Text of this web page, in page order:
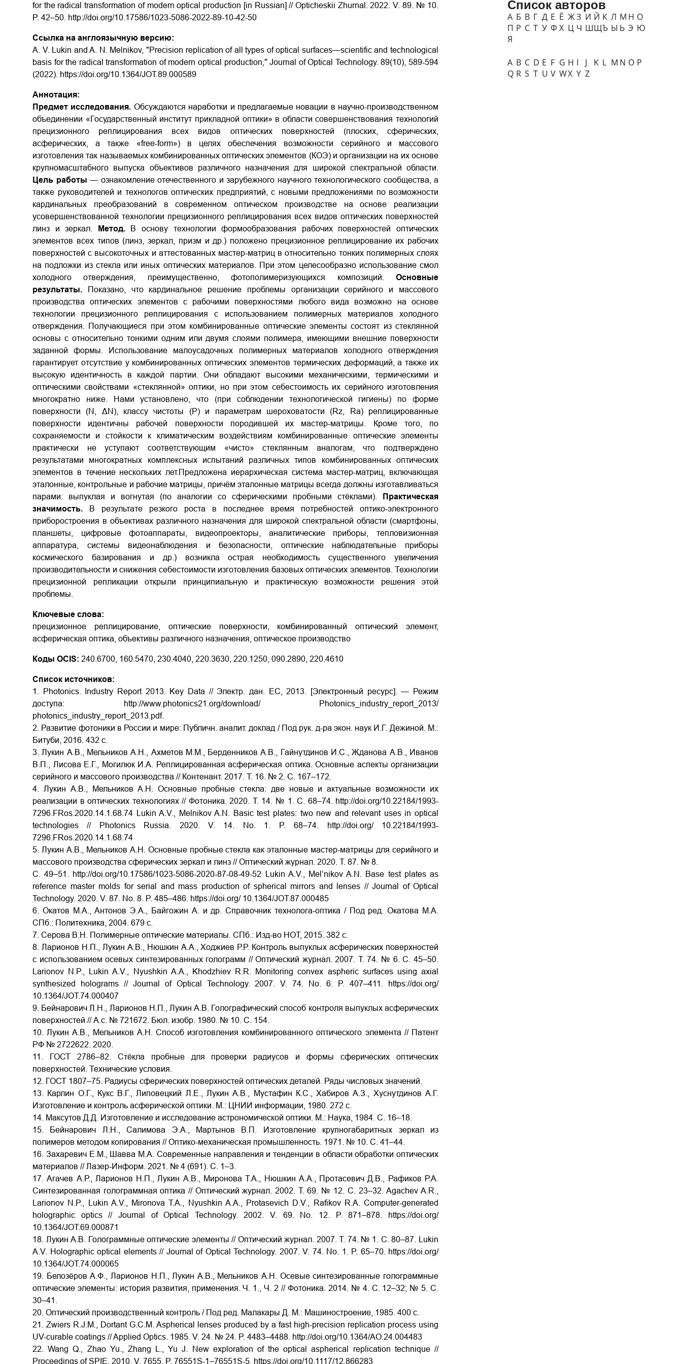
for the radical transformation of modern optical production [in Russian] // Opticheskii Zhurnal. 2022. V. 89. № 10.
P. 42–50. http://doi.org/10.17586/1023-5086-2022-89-10-42-50
Ссылка на англоязычную версию:
A. V. Lukin and A. N. Melnikov, "Precision replication of all types of optical surfaces—scientific and technological
basis for the radical transformation of modern optical production," Journal of Optical Technology. 89(10), 589-594
(2022). https://doi.org/10.1364/JOT.89.000589
Аннотация:
Предмет исследования. Обсуждаются наработки и предлагаемые новации в научно-производственном
объединении «Государственный институт прикладной оптики» в области совершенствования технологий
прецизионного реплицирования всех видов оптических поверхностей (плоских, сферических,
асферических, а также «free-form») в целях обеспечения возможности серийного и массового
изготовления так называемых комбинированных оптических элементов (КОЭ) и организации на их основе
крупномасштабного выпуска объективов различного назначения для широкой спектральной области.
Цель работы — ознакомление отечественного и зарубежного научного технологического сообщества, а
также руководителей и технологов оптических предприятий, с новыми предложениями по возможности
кардинальных преобразований в современном оптическом производстве на основе реализации
усовершенствованной технологии прецизионного реплицирования всех видов оптических поверхностей
линз и зеркал.
Метод.В основу технологии формообразования рабочих поверхностей оптических
элементов всех типов (линз, зеркал, призм и др.) положено прецизионное реплицирование их рабочих
поверхностей с высокоточных и аттестованных мастер-матриц в относительно тонких полимерных слоях
на подложки из стекла или иных оптических материалов. При этом целесообразно использование смол
холодного отверждения, преимущественно, фотополимеризующихся композиций. Основные
результаты. Показано, что кардинальное решение проблемы организации серийного и массового
производства оптических элементов с рабочими поверхностями любого вида возможно на основе
технологии прецизионного реплицирования с использованием полимерных материалов холодного
отверждения. Получающиеся при этом комбинированные оптические элементы состоят из стеклянной
основы с относительно тонкими одним или двумя слоями полимера, имеющими внешние поверхности
заданной формы. Использование малоусадочных полимерных материалов холодного отверждения
гарантирует отсутствие у комбинированных оптических элементов термических деформаций, а также их
высокую идентичность в каждой партии. Они обладают высокими механическими, термическими и
оптическими свойствами «стеклянной» оптики, но при этом себестоимость их серийного изготовления
многократно ниже. Нами установлено, что (при соблюдении технологической гигиены) по форме
поверхности (N, ΔN), классу чистоты (Р) и параметрам шероховатости (Rz, Ra) реплицированные
поверхности идентичны рабочей поверхности породившей их мастер-матрицы. Кроме того, по
сохраняемости и стойкости к климатическим воздействиям комбинированные оптические элементы
практически не уступают соответствующим «чисто» стеклянным аналогам, что подтверждено
результатами многократных комплексных испытаний различных типов комбинированных оптических
элементов в течение нескольких лет.Предложена иерархическая система мастер-матриц, включающая
эталонные, контрольные и рабочие матрицы, причём эталонные матрицы всегда должны изготавливаться
парами: выпуклая и вогнутая (по аналогии со сферическими пробными стёклами).
Практическая
значимость. В результате резкого роста в последнее время потребностей оптико-электронного
приборостроения в объективах различного назначения для широкой спектральной области (смартфоны,
планшеты, цифровые фотоаппараты, видеопроекторы, аналитические приборы, тепловизионная
аппаратура, системы видеонаблюдения и безопасности, оптические наблюдательные приборы
космического базирования и др.) возникла острая необходимость существенного увеличения
производительности и снижения себестоимости изготовления базовых оптических элементов. Технологии
прецизионной репликации открыли принципиальную и практическую возможности решения этой
проблемы.
Ключевые слова:
прецизионное реплицирование, оптические поверхности, комбинированный оптический элемент,
асферическая оптика, объективы различного назначения, оптическое производство
Коды OCIS: 240.6700, 160.5470, 230.4040, 220.3630, 220.1250, 090.2890, 220.4610
Список источников:
1. Photonics. Industry Report 2013. Key Data // Электр. дан. EC, 2013. [Электронный ресурс]. — Режим
доступа: http://www.photonics21.org/download/ Photonics_industry_report_2013/
photonics_industry_report_2013.pdf.
2. Развитие фотоники в России и мире: Публичн. аналит. доклад / Под рук. д-ра экон. наук И.Г. Дежиной. М.:
Битуби, 2016. 432 с.
3. Лукин А.В., Мельников А.Н., Ахметов М.М., Берденников А.В., Гайнутдинов И.С., Жданова А.В., Иванов
В.П., Лисова Е.Г., Могилюк И.А. Реплицированная асферическая оптика. Основные аспекты организации
серийного и массового производства // Контенант. 2017. Т. 16. № 2. С. 167–172.
4. Лукин А.В., Мельников А.Н. Основные пробные стекла: две новые и актуальные возможности их
реализации в оптических технологиях // Фотоника. 2020. Т. 14. № 1. С. 68–74. http://doi.org/10.22184/1993-
7296.FRos.2020.14.1.68.74 Lukin A.V., Melnikov A.N. Basic test plates: two new and relevant uses in optical
technologies // Photonics Russia. 2020. V. 14. No. 1. P. 68–74. http://doi.org/ 10.22184/1993-
7296.FRos.2020.14.1.68.74
5. Лукин А.В., Мельников А.Н. Основные пробные стекла как эталонные мастер-матрицы для серийного и
массового производства сферических зеркал и линз // Оптический журнал. 2020. Т. 87. № 8.
С. 49–51. http://doi.org/10.17586/1023-5086-2020-87-08-49-52 Lukin A.V., Mel’nikov A.N. Base test plates as
reference master molds for serial and mass production of spherical mirrors and lenses // Journal of Optical
Technology. 2020. V. 87. No. 8. P. 485–486. https://doi.org/ 10.1364/JOT.87.000485
6. Окатов М.А., Антонов Э.А., Байгожин А. и др. Справочник технолога-оптика / Под ред. Окатова М.А.
СПб.: Политехника, 2004. 679 с.
7. Серова В.Н. Полимерные оптические материалы. СПб.: Изд-во НОТ, 2015. 382 с.
8. Ларионов Н.П., Лукин А.В., Нюшкин А.А., Ходжиев Р.Р. Контроль выпуклых асферических поверхностей
с использованием осевых синтезированных голограмм // Оптический журнал. 2007. Т. 74. № 6. С. 45–50.
Larionov N.P., Lukin A.V., Nyushkin A.A., Khodzhiev R.R. Monitoring convex aspheric surfaces using axial
synthesized holograms // Journal of Optical Technology. 2007. V. 74. No. 6. P. 407–411. https://doi.org/
10.1364/JOT.74.000407
9. Бейнарович Л.Н., Ларионов Н.П., Лукин А.В. Голографический способ контроля выпуклых асферических
поверхностей // А.с. № 721672. Бюл. изобр. 1980. № 10. С. 154.
10. Лукин А.В., Мельников А.Н. Способ изготовления комбинированного оптического элемента // Патент
РФ № 2722622. 2020.
11. ГОСТ 2786–82. Стёкла пробные для проверки радиусов и формы сферических оптических
поверхностей. Технические условия.
12. ГОСТ 1807–75. Радиусы сферических поверхностей оптических деталей. Ряды числовых значений.
13. Карлин О.Г., Кукс В.Г., Липовецкий Л.Е., Лукин А.В., Мустафин К.С., Хабиров А.З., Хуснутдинов А.Г.
Изготовление и контроль асферической оптики. М.: ЦНИИ информации, 1980. 272 с.
14. Максутов Д.Д. Изготовление и исследование астрономической оптики. М.: Наука, 1984. С. 16–18.
15. Бейнарович Л.Н., Салимова Э.А., Мартынов В.П. Изготовление крупногабаритных зеркал из
полимеров методом копирования // Оптико-механическая промышленность. 1971. № 10. С. 41–44.
16. Захаревич Е.М., Шавва М.А. Современные направления и тенденции в области обработки оптических
материалов // Лазер-Информ. 2021. № 4 (691). С. 1–3.
17. Агачев А.Р., Ларионов Н.П., Лукин А.В., Миронова Т.А., Нюшкин А.А., Протасевич Д.В., Рафиков Р.А.
Синтезированная голограммная оптика // Оптический журнал. 2002. Т. 69. № 12. С. 23–32. Agachev A.R.,
Larionov N.P., Lukin A.V., Mironova T.A., Nyushkin A.A., Protasevich D.V., Rafikov R.A. Computer-generated
holographic optics // Journal of Optical Technology. 2002. V. 69. No. 12. P. 871–878. https://doi.org/
10.1364/JOT.69.000871
18. Лукин А.В. Голограммные оптические элементы // Оптический журнал. 2007. Т. 74. № 1. С. 80–87. Lukin
A.V. Holographic optical elements // Journal of Optical Technology. 2007. V. 74. No. 1. P. 65–70. https://doi.org/
10.1364/JOT.74.000065
19. Белозёров А.Ф., Ларионов Н.П., Лукин А.В., Мельников А.Н. Осевые синтезированные голограммные
оптические элементы: история развития, применения. Ч. 1., Ч. 2 // Фотоника. 2014. № 4. С. 12–32; № 5. С.
30–41.
20. Оптический производственный контроль / Под ред. Малакары Д. М.: Машиностроение, 1985. 400 с.
21. Zwiers R.J.M., Dortant G.C.M. Aspherical lenses produced by a fast high-precision replication process using
UV-curable coatings // Applied Optics. 1985. V. 24. № 24. P. 4483–4488. http://doi.org/10.1364/AO.24.004483
22. Wang Q., Zhao Yu., Zhang L., Yu J. New exploration of the optical aspherical replication technique //
Proceedings of SPIE. 2010. V. 7655. P. 76551S-1–76551S-5. https://doi.org/10.1117/12.866283
Список авторов
А Б В Г Д Е Ё ЖЗ И Й К Л М Н О
П Р С Т У Ф Х Ц Ч ШЩЪ Ы Ь Э Ю
Я
A B C D E F G H I J K L M N O P
Q R S T U V WX Y Z